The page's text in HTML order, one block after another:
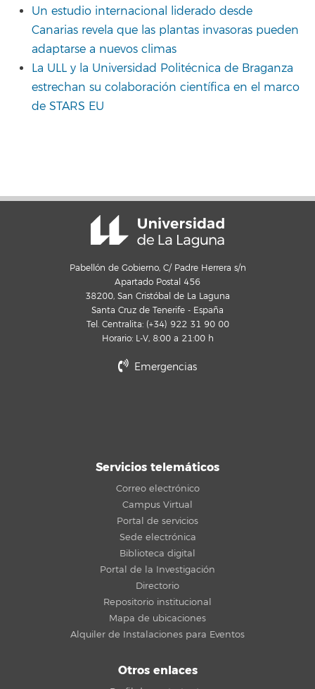
Un estudio internacional liderado desde
Canarias revela que las plantas invasoras pueden
adaptarse a nuevos climas
La ULL y la Universidad Politécnica de Braganza
estrechan su colaboración científica en el marco
de STARS EU
Pabellón de Gobierno, C/ Padre Herrera s/n
Apartado Postal 456
38200, San Cristóbal de La Laguna
Santa Cruz de Tenerife - España
Tel. Centralita: (+34) 922 31 90 00
Horario: L-V, 8:00 a 21:00 h
Emergencias
Servicios telemáticos
Correo electrónico
Campus Virtual
Portal de servicios
Sede electrónica
Biblioteca digital
Portal de la Investigación
Directorio
Repositorio institucional
Mapa de ubicaciones
Alquiler de Instalaciones para Eventos
Otros enlaces